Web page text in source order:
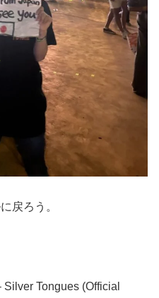
戻ろう。
Tongues (Official